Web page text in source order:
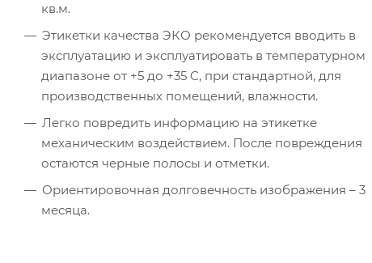
кв.м.
Этикетки качества ЭКО рекомендуется вводить в
эксплуатацию и эксплуатировать в температурном
диапазоне от +5 до +35 C, при стандартной, для
производственных помещений, влажности.
Легко повредить информацию на этикетке
механическим воздействием. После повреждения
остаются черные полосы и отметки.
Ориентировочная долговечность изображения – 3
месяца.